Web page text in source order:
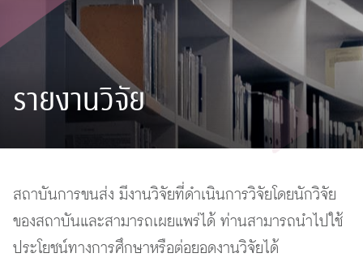
รายงานวิจัย
สถาบันการขนส่ง มีงานวิจัยที่ดำเนินการวิจัยโดยนักวิจัย
ของสถาบันและสามารถเผยแพร่ได้ ท่านสามารถนำไปใช้
ประโยชน์ทางการศึกษาหรือต่อยอดงานวิจัยได้